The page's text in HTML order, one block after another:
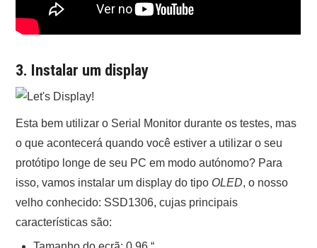
3. Instalar um display
Esta bem utilizar o Serial Monitor durante os testes, mas
o que acontecerá quando você estiver a utilizar o seu
protótipo longe de seu PC em modo autónomo? Para
isso, vamos instalar um display do tipo OLED, o nosso
velho conhecido: SSD1306, cujas principais
características são: